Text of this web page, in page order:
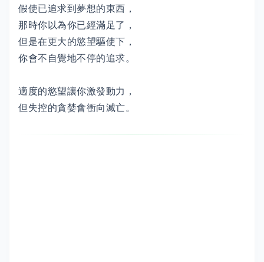
假使已追求到夢想的東西，
那時你以為你已經滿足了，
但是在更大的慾望驅使下，
你會不自覺地不停的追求。
適度的慾望讓你激發動力，
但失控的貪婪會衝向滅亡。